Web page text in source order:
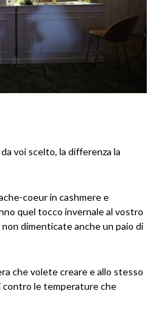
voi scelto, la differenza la
coeur in cashmere e
quel tocco invernale al vostro
dimenticate anche un paio di
che volete creare e allo stesso
le temperature che